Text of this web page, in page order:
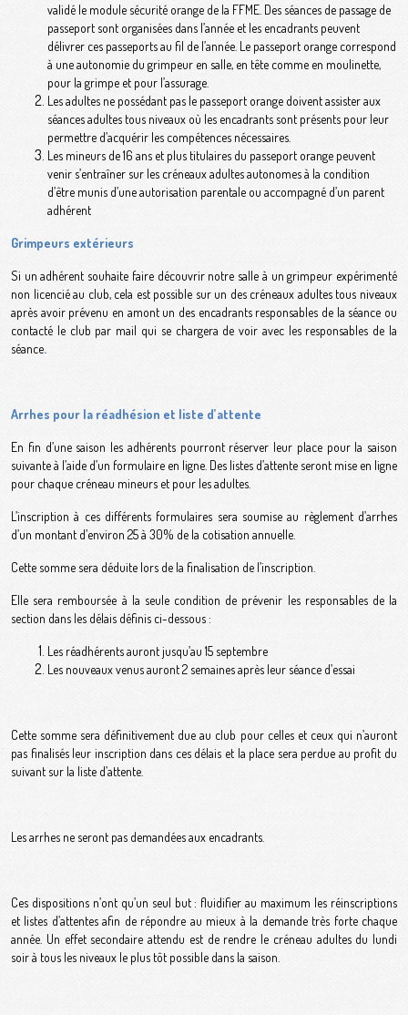
validé le module sécurité orange de la FFME. Des séances de passage de
passeport sont organisées dans l’année et les encadrants peuvent
délivrer ces passeports au fil de l’année. Le passeport orange correspond
à une autonomie du grimpeur en salle, en tête comme en moulinette,
pour la grimpe et pour l’assurage.
Les adultes ne possédant pas le passeport orange doivent assister aux
séances adultes tous niveaux où les encadrants sont présents pour leur
permettre d’acquérir les compétences nécessaires.
Les mineurs de 16 ans et plus titulaires du passeport orange peuvent
venir s’entraîner sur les créneaux adultes autonomes à la condition
d’être munis d’une autorisation parentale ou accompagné d’un parent
adhérent
Grimpeurs extérieurs
Si un adhérent souhaite faire découvrir notre salle à un grimpeur expérimenté
non licencié au club, cela est possible sur un des créneaux adultes tous niveaux
après avoir prévenu en amont un des encadrants responsables de la séance ou
contacté le club par mail qui se chargera de voir avec les responsables de la
séance.
Arrhes pour la réadhésion et liste d’attente
En fin d’une saison les adhérents pourront réserver leur place pour la saison
suivante à l’aide d’un formulaire en ligne. Des listes d’attente seront mise en ligne
pour chaque créneau mineurs et pour les adultes.
L’inscription à ces différents formulaires sera soumise au règlement d’arrhes
d’un montant d’environ 25 à 30% de la cotisation annuelle.
Cette somme sera déduite lors de la finalisation de l’inscription.
Elle sera remboursée à la seule condition de prévenir les responsables de la
section dans les délais définis ci-dessous :
Les réadhérents auront jusqu’au 15 septembre
Les nouveaux venus auront 2 semaines après leur séance d’essai
Cette somme sera définitivement due au club pour celles et ceux qui n’auront
pas finalisés leur inscription dans ces délais et la place sera perdue au profit du
suivant sur la liste d’attente.
Les arrhes ne seront pas demandées aux encadrants.
Ces dispositions n’ont qu’un seul but : fluidifier au maximum les réinscriptions
et listes d’attentes afin de répondre au mieux à la demande très forte chaque
année. Un effet secondaire attendu est de rendre le créneau adultes du lundi
soir à tous les niveaux le plus tôt possible dans la saison.